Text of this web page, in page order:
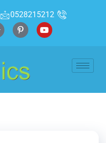
0528215212